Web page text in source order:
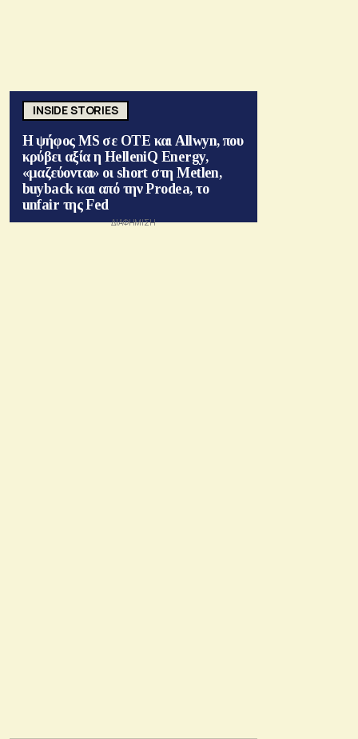
INSIDE STORIES
Η ψήφος MS σε ΟΤΕ και Allwyn, που
κρύβει αξία η HelleniQ Energy,
«μαζεύονται» οι short στη Metlen,
buyback και από την Prodea, το
unfair της Fed